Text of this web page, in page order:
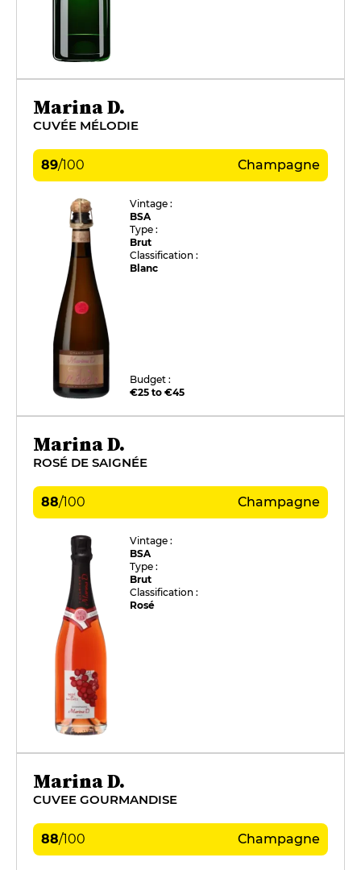
Marina D.
CUVÉE MÉLODIE
89/100 Champagne
Vintage :
BSA
Type :
Brut
Classification :
Blanc
Budget :
€25 to €45
Marina D.
ROSÉ DE SAIGNÉE
88/100 Champagne
Vintage :
BSA
Type :
Brut
Classification :
Rosé
Marina D.
CUVEE GOURMANDISE
88/100 Champagne